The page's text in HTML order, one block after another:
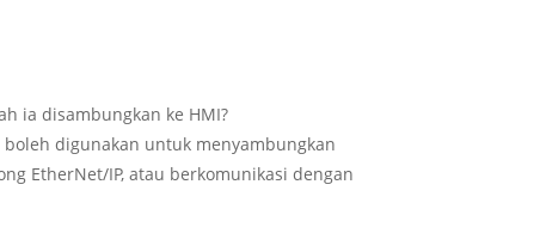
ia disambungkan ke HMI?
digunakan untuk menyambungkan
EtherNet/IP, atau berkomunikasi dengan